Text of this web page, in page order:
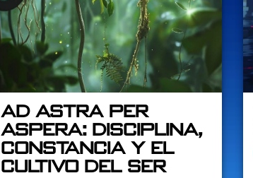
Ad Astra per
Aspera: Disciplina,
constancia y el
cultivo del ser